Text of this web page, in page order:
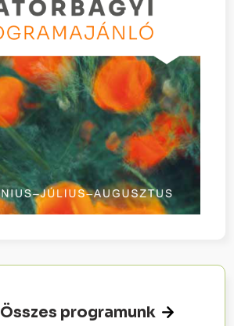
Összes programunk